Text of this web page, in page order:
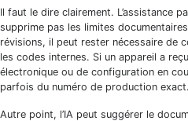
Il faut le dire clairement. L’assistance
supprime pas les limites
révisions, il peut rester nécessaire de
les codes internes. Si un appareil a
électronique ou de configuration en
parfois du numéro de production exact.
Autre point, l’IA peut suggérer le